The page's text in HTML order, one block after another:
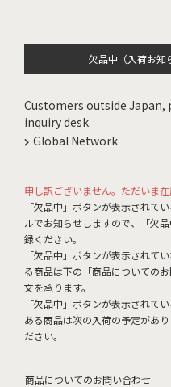
欠品中（入荷お知
Customers outside
inquiry desk.
Global Network
申し訳ございません。ただいま在
「欠品中」ボタンが表示されて
ルでお知らせしますので、「欠
録ください。
「欠品中」ボタンが表示されて
る商品は下の「商品についての
文を承ります。
「欠品中」ボタンが表示されて
ある商品は次の入荷の予定があ
ださい。
商品についてのお問い合わせ